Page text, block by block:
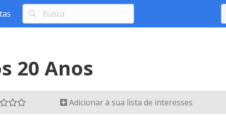
20 Anos
Adicionar à sua lista de interesses